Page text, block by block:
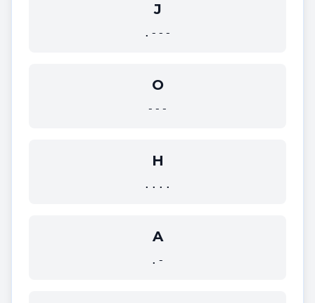
J
.---
O
---
H
....
A
.-